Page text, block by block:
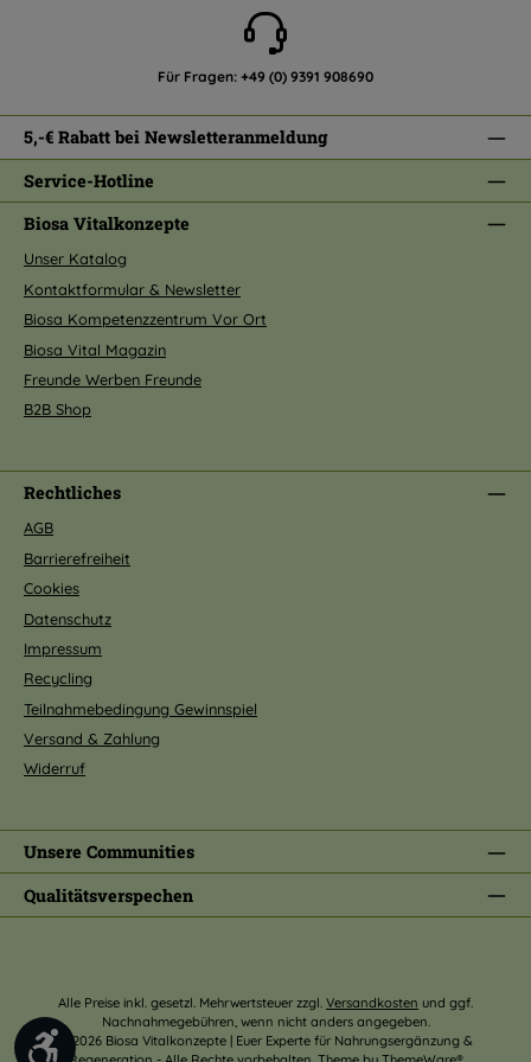
Für Fragen: +49 (0) 9391 908690
5,-€ Rabatt bei Newsletteranmeldung
Service-Hotline
Biosa Vitalkonzepte
Unser Katalog
Kontaktformular & Newsletter
Biosa Kompetenzzentrum Vor Ort
Biosa Vital Magazin
Freunde Werben Freunde
B2B Shop
Rechtliches
AGB
Barrierefreiheit
Cookies
Datenschutz
Impressum
Recycling
Teilnahmebedingung Gewinnspiel
Versand & Zahlung
Widerruf
Qualitätsverspechen
Unsere Communities
Alle Preise inkl. gesetzl. Mehrwertsteuer zzgl. Versandkosten und ggf.
Nachnahmegebühren, wenn nicht anders angegeben.
© 2026 Biosa Vitalkonzepte | Euer Experte für Nahrungsergänzung &
Werkzeugleiste anzeigen